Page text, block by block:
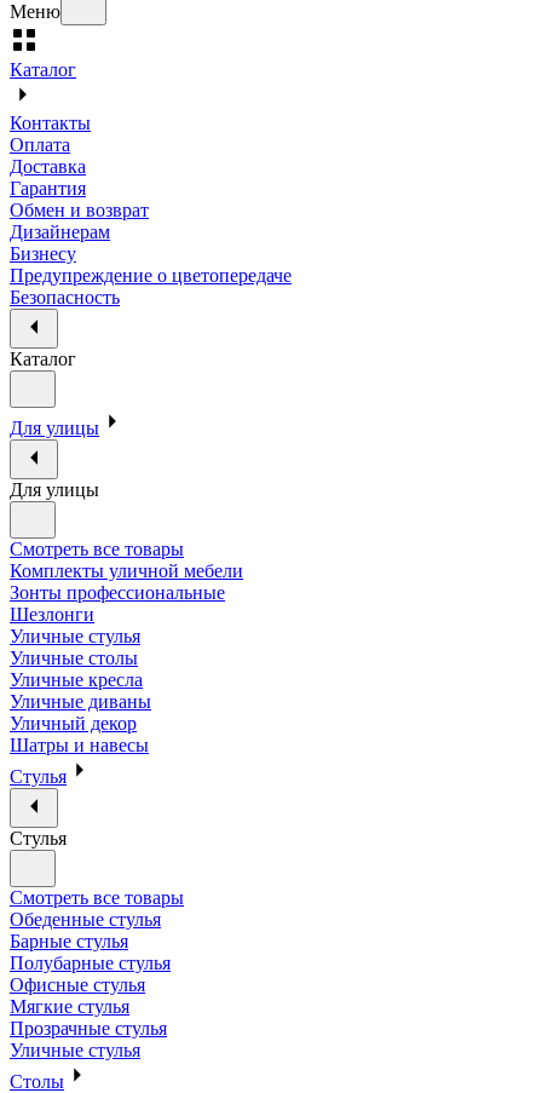
Меню
Каталог
Контакты
Оплата
Доставка
Гарантия
Обмен и возврат
Дизайнерам
Бизнесу
Предупреждение о цветопередаче
Безопасность
Каталог
Для улицы
Для улицы
Смотреть все товары
Комплекты уличной мебели
Зонты профессиональные
Шезлонги
Уличные стулья
Уличные столы
Уличные кресла
Уличные диваны
Уличный декор
Шатры и навесы
Стулья
Стулья
Смотреть все товары
Обеденные стулья
Барные стулья
Полубарные стулья
Офисные стулья
Мягкие стулья
Прозрачные стулья
Уличные стулья
Столы